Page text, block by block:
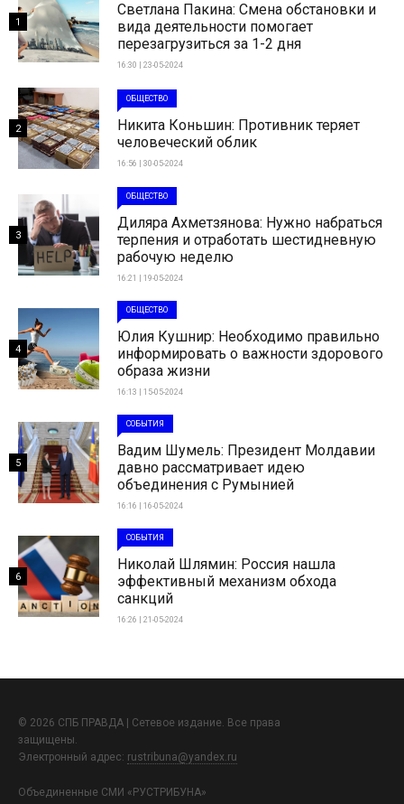
Светлана Пакина: Смена обстановки и
вида деятельности помогает
перезагрузиться за 1-2 дня
16:30 | 23-05-2024
1
ОБЩЕСТВО
Никита Коньшин: Противник теряет
человеческий облик
16:56 | 30-05-2024
2
ОБЩЕСТВО
Диляра Ахметзянова: Нужно набраться
терпения и отработать шестидневную
рабочую неделю
16:21 | 19-05-2024
3
ОБЩЕСТВО
Юлия Кушнир: Необходимо правильно
информировать о важности здорового
образа жизни
16:13 | 15-05-2024
4
СОБЫТИЯ
Вадим Шумель: Президент Молдавии
давно рассматривает идею
объединения с Румынией
16:16 | 16-05-2024
5
СОБЫТИЯ
Николай Шлямин: Россия нашла
эффективный механизм обхода
санкций
16:26 | 21-05-2024
6
© 2026 СПБ ПРАВДА | Сетевое издание. Все права
защищены.
Электронный адрес: rustribuna@yandex.ru
Объединенные СМИ «РУСТРИБУНА»